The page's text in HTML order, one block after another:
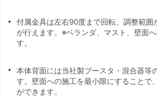
付属金具は左右90度まで回転、調整範囲
が行えます。※ベランダ、マスト、壁面
す。
本体背面には当社製ブースタ・混合器等
す。壁面への施工を最小限にすることで
ができます。